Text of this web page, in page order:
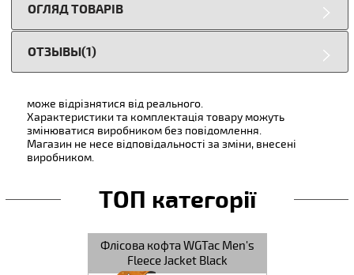
ОГЛЯД ТОВАРІВ
ОТЗЫВЫ(1)
може відрізнятися від реального.
Характеристики та комплектація товару можуть
змінюватися виробником без повідомлення.
Магазин не несе відповідальності за зміни, внесені
виробником.
ТОП категорії
Флісова кофта WGTac Men's
Fleece Jacket Black